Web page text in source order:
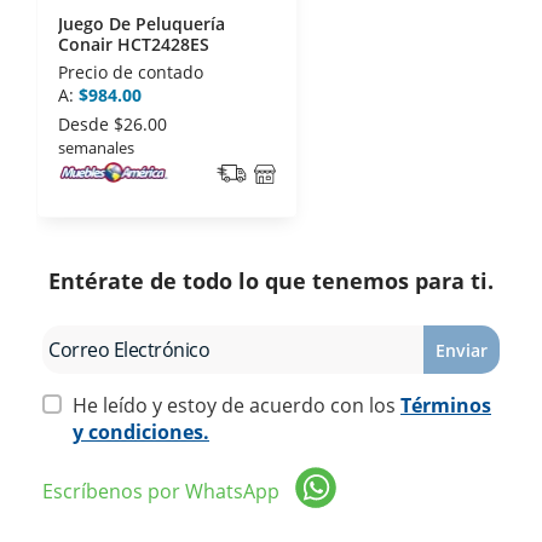
Juego De Peluquería
Conair HCT2428ES
Precio de contado
A: $984.00
Desde $26.00
semanales
Entérate de todo lo que tenemos para ti.
Enviar
He leído y estoy de acuerdo con los Términos
y condiciones.
Escríbenos por WhatsApp